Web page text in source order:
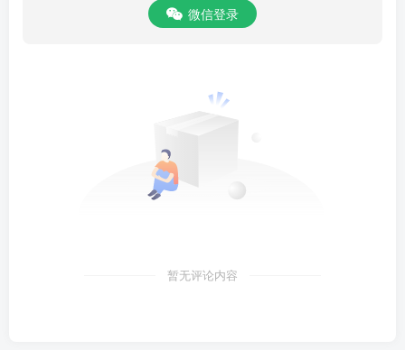
微信登录
暂无评论内容